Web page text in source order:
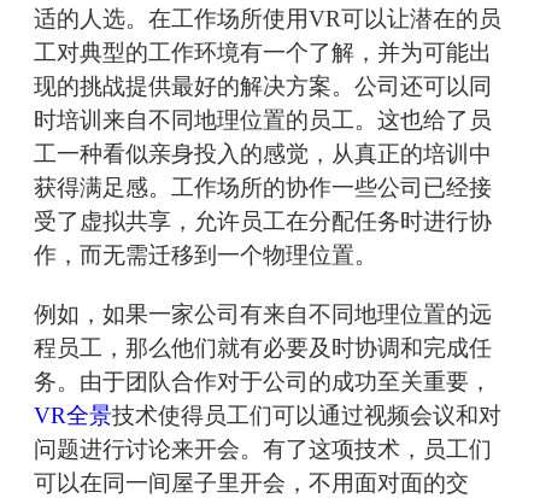
适的人选。在工作场所使用VR可以让潜在的员
工对典型的工作环境有一个了解，并为可能出
现的挑战提供最好的解决方案。公司还可以同
时培训来自不同地理位置的员工。这也给了员
工一种看似亲身投入的感觉，从真正的培训中
获得满足感。工作场所的协作一些公司已经接
受了虚拟共享，允许员工在分配任务时进行协
作，而无需迁移到一个物理位置。
例如，如果一家公司有来自不同地理位置的远
程员工，那么他们就有必要及时协调和完成任
务。由于团队合作对于公司的成功至关重要，
VR全景技术使得员工们可以通过视频会议和对
问题进行讨论来开会。有了这项技术，员工们
可以在同一间屋子里开会，不用面对面的交